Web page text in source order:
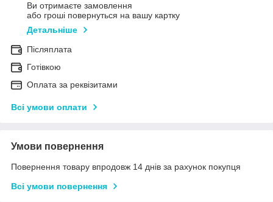
Ви отримаєте замовлення
або гроші повернуться на вашу картку
Детальніше
Післяплата
Готівкою
Оплата за реквізитами
Всі умови оплати
Умови повернення
Повернення товару впродовж 14 днів за рахунок покупця
Всі умови повернення